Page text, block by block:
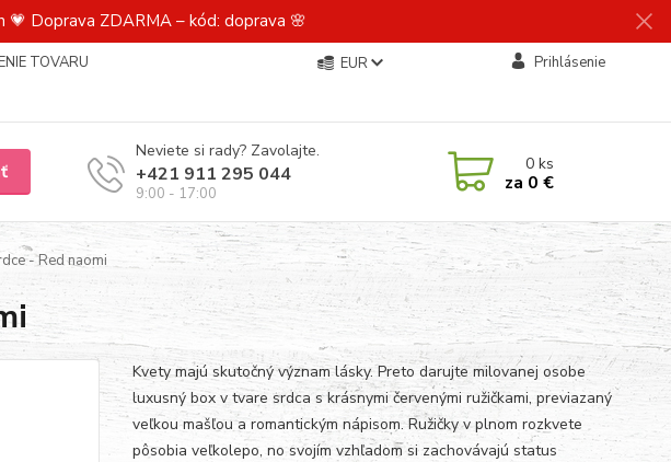
Doprava ZDARMA – kód: doprava 🌸
TOVARU
EUR Prihlásenie
Neviete si rady? Zavolajte.
+421 911 295 044
9:00 - 17:00
0ks
za 0 €
- Red naomi
Kvety majú skutočný význam lásky. Preto darujte milovanej osobe
luxusný box v tvare srdca s krásnymi červenými ružičkami, previazaný
veľkou mašľou a romantickým nápisom. Ružičky v plnom rozkvete
pôsobia veľkolepo, no svojím vzhľadom si zachovávajú status